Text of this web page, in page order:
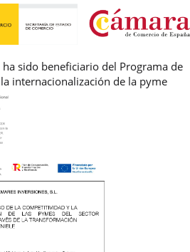
ha sido beneficiario del Programa de
internacionalización de la pyme